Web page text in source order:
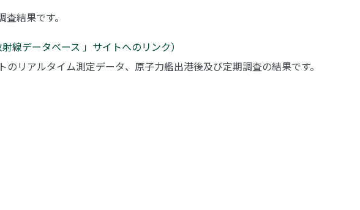
結果です。
線データベース 」サイトへのリンク）
リアルタイム測定データ、原子力艦出港後及び定期調査の結果です。